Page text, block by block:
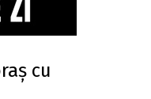
cu